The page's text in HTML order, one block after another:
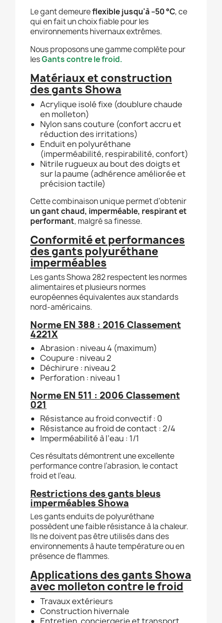
Le gant demeureflexible jusqu'à –50 °C, ce
qui en fait un choix fiable pour les
environnements hivernaux extrêmes.
Nous proposons une gamme complète pour
lesGants contre le froid.
Matériaux et construction
des gants Showa
Acrylique isolé fixe (doublure chaude
en molleton)
Nylon sans couture (confort accru et
réduction des irritations)
Enduit en polyuréthane
(imperméabilité, respirabilité, confort)
Nitrile rugueux au bout des doigts et
sur la paume (adhérence améliorée et
précision tactile)
Cette combinaison unique permet d'obtenir
un gant chaud, imperméable, respirant et
performant, malgré sa finesse.
Conformité et performances
des gants polyuréthane
imperméables
Les gants Showa 282 respectent les normes
alimentaires et plusieurs normes
européennes équivalentes aux standards
nord-américains.
Norme EN 388 : 2016 Classement
4221X
Abrasion : niveau 4 (maximum)
Coupure : niveau 2
Déchirure : niveau 2
Perforation : niveau 1
Norme EN 511 : 2006 Classement
021
Résistance au froid convectif : 0
Résistance au froid de contact : 2/4
Imperméabilité à l’eau : 1/1
Ces résultats démontrent une excellente
performance contre l’abrasion, le contact
froid et l’eau.
Restrictions des gants bleus
imperméables Showa
Les gants enduits de polyuréthane
possèdent une faible résistance à la chaleur.
Ils ne doivent pas être utilisés dans des
environnements à haute température ou en
présence de flammes.
Applications des gants Showa
avec molleton contre le froid
Travaux extérieurs
Construction hivernale